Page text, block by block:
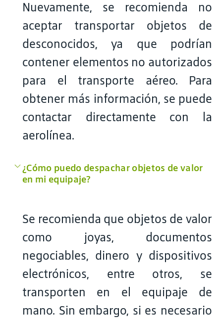
Nuevamente, se recomienda no
aceptar transportar objetos de
desconocidos, ya que podrían
contener elementos no autorizados
para el transporte aéreo. Para
obtener más información, se puede
contactar directamente con la
aerolínea.
¿Cómo puedo despachar objetos de valor
en mi equipaje?
Se recomienda que objetos de valor
como joyas, documentos
negociables, dinero y dispositivos
electrónicos, entre otros, se
transporten en el equipaje de
mano. Sin embargo, si es necesario